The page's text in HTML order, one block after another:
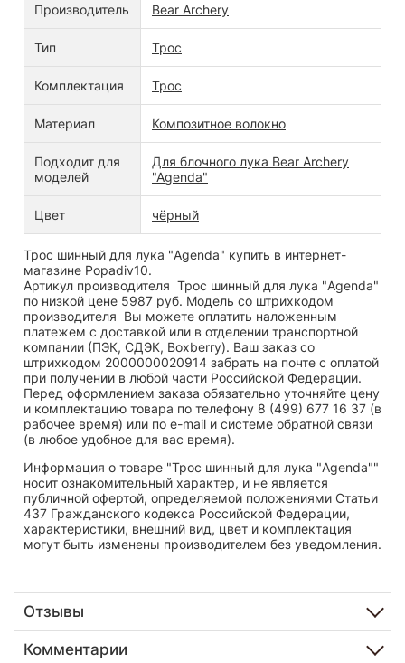
Производитель Bear Archery
Тип Трос
Комплектация Трос
Материал Композитное волокно
Подходит для
моделей
Для блочного лука Bear Archery
"Agenda"
Цвет чёрный
Трос шинный для лука "Agenda" купить в интернет-
магазине Popadiv10.
Артикул производителя Трос шинный для лука "Agenda"
по низкой цене 5987 руб. Модель со штрихкодом
производителя Вы можете оплатить наложенным
платежем с доставкой или в отделении транспортной
компании (ПЭК, СДЭК, Boxberry). Ваш заказ со
штрихкодом 2000000020914 забрать на почте с оплатой
при получении в любой части Российской Федерации.
Перед оформлением заказа обязательно уточняйте цену
и комплектацию товара по телефону 8 (499) 677 16 37 (в
рабочее время) или по e-mail и системе обратной связи
(в любое удобное для вас время).
Информация о товаре "Трос шинный для лука "Agenda""
носит ознакомительный характер, и не является
публичной офертой, определяемой положениями Статьи
437 Гражданского кодекса Российской Федерации,
характеристики, внешний вид, цвет и комплектация
могут быть изменены производителем без уведомления.
Отзывы
Комментарии